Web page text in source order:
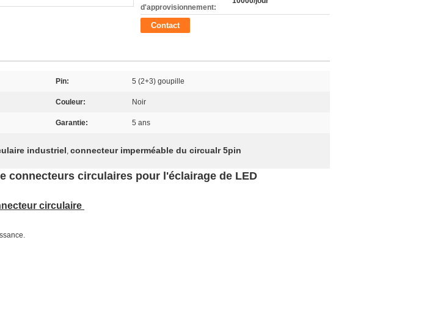
d'approvisionnement:
Contact
Pin: 5 (2+3) goupille
Couleur: Noir
Garantie: 5 ans
industriel, connecteur imperméable du circualr 5pin
connecteurs circulaires pour l'éclairage de LED
circulaire